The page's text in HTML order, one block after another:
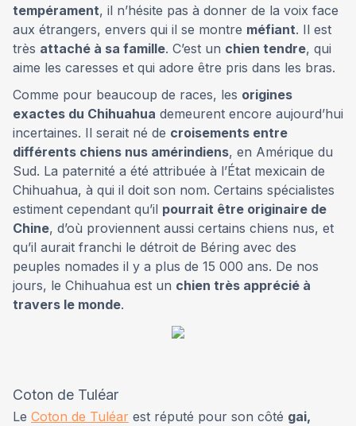
tempérament, il n’hésite pas à donner de la voix face
aux étrangers, envers qui il se montre méfiant. Il est
très attaché à sa famille. C’est un chien tendre, qui
aime les caresses et qui adore être pris dans les bras.
Comme pour beaucoup de races, les origines
exactes du Chihuahua demeurent encore aujourd’hui
incertaines. Il serait né de croisements entre
différents chiens nus amérindiens, en Amérique du
Sud. La paternité a été attribuée à l’État mexicain de
Chihuahua, à qui il doit son nom. Certains spécialistes
estiment cependant qu’il pourrait être originaire de
Chine, d’où proviennent aussi certains chiens nus, et
qu’il aurait franchi le détroit de Béring avec des
peuples nomades il y a plus de 15 000 ans. De nos
jours, le Chihuahua est un chien très apprécié à
travers le monde.
Coton de Tuléar
Le Coton de Tuléar est réputé pour son côté gai,